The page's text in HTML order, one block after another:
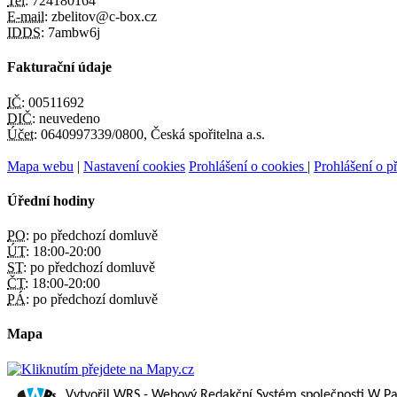
E-mail: zbelitov@c-box.cz
IDDS: 7ambw6j
Fakturační údaje
IČ: 00511692
DIČ: neuvedeno
Účet: 0640997339/0800, Česká spořitelna a.s.
Mapa webu | Nastavení cookies Prohlášení o cookies | Prohlášení o
Úřední hodiny
PO: po předchozí domluvě
ÚT: 18:00-20:00
ST: po předchozí domluvě
ČT: 18:00-20:00
PÁ: po předchozí domluvě
Mapa